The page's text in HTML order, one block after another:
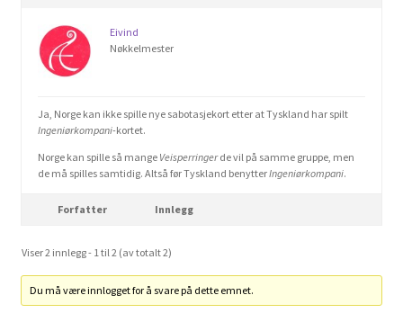
Eivind
Nøkkelmester
Ja, Norge kan ikke spille nye sabotasjekort etter at Tyskland har spilt
Ingeniørkompani-kortet.
Norge kan spille så mange Veisperringerde vil på samme gruppe, men
de må spilles samtidig. Altså før Tyskland benytterIngeniørkompani.
Forfatter Innlegg
Viser 2 innlegg - 1 til 2 (av totalt 2)
Du må være innlogget for å svare på dette emnet.